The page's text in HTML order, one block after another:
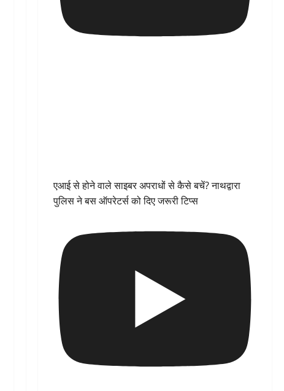
एआई से होने वाले साइबर अपराधों से कैसे बचें? नाथद्वारा
पुलिस ने बस ऑपरेटर्स को दिए जरूरी टिप्स